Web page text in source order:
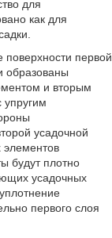
для
как для
первой
образованы
и вторым
усадочной
элементов
будут плотно
усадочных
первого слоя